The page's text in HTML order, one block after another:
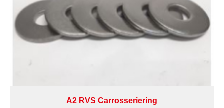
A2 RVS Carrosseriering